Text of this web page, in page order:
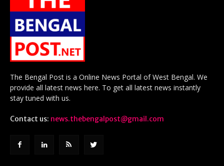
The Bengal Post is a Online News Portal of West Bengal. We
provide all latest news here. To get all latest news instantly
stay tuned with us.
Contact us: news.thebengalpost@gmail.com